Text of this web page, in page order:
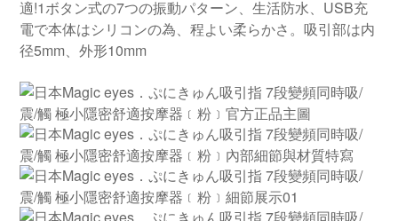
適!1ボタン式の7つの振動パターン、生活防水、USB充
電で本体はシリコンの為、程よい柔らかさ。吸引部は内
径5mm、外形10mm